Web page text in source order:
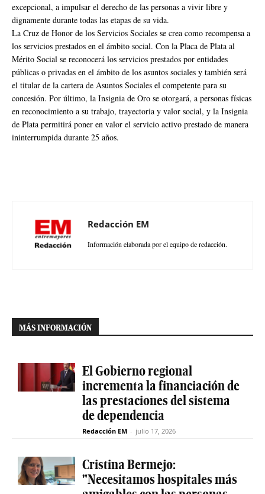
excepcional, a impulsar el derecho de las personas a vivir libre y
dignamente durante todas las etapas de su vida.
La Cruz de Honor de los Servicios Sociales se crea como recompensa a
los servicios prestados en el ámbito social. Con la Placa de Plata al
Mérito Social se reconocerá los servicios prestados por entidades
públicas o privadas en el ámbito de los asuntos sociales y también será
el titular de la cartera de Asuntos Sociales el competente para su
concesión. Por último, la Insignia de Oro se otorgará, a personas físicas
en reconocimiento a su trabajo, trayectoria y valor social, y la Insignia
de Plata permitirá poner en valor el servicio activo prestado de manera
ininterrumpida durante 25 años.
Redacción EM
Información elaborada por el equipo de redacción.
MÁS INFORMACIÓN
El Gobierno regional
incrementa la financiación de
las prestaciones del sistema
de dependencia
Redacción EM - julio 17, 2026
Cristina Bermejo:
"Necesitamos hospitales más